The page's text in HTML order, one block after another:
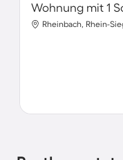
Rheinbach, Rhein-